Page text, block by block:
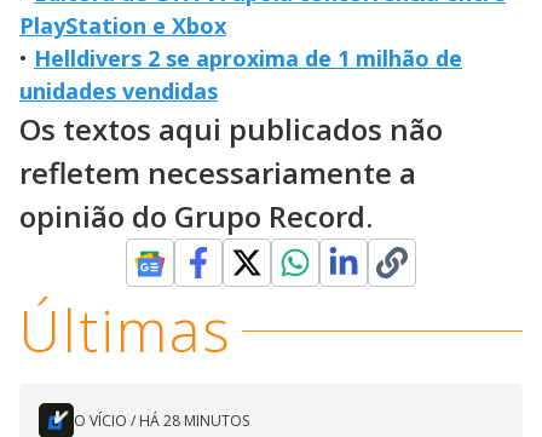
PlayStation e Xbox
• Helldivers 2 se aproxima de 1 milhão de
unidades vendidas
Os textos aqui publicados não
refletem necessariamente a
opinião do Grupo Record.
Últimas
O VÍCIO / HÁ 28 MINUTOS